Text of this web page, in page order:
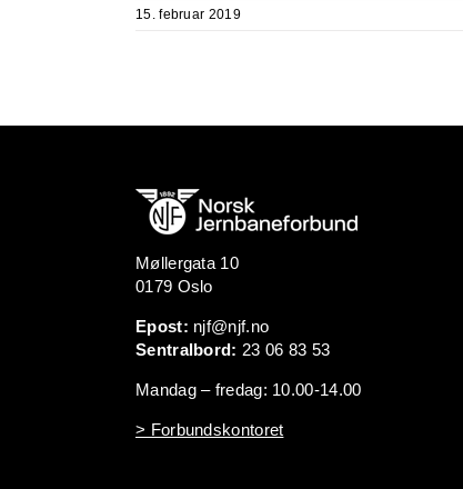
15. februar 2019
Møllergata 10
0179 Oslo
Epost: njf@njf.no
Sentralbord: 23 06 83 53
Mandag – fredag: 10.00-14.00
> Forbundskontoret